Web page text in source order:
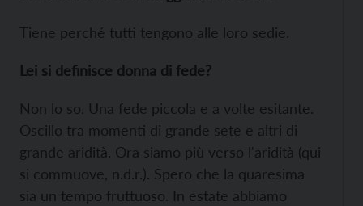
Tiene perché tutti tengono alle loro sedie.
Lei si definisce donna di fede?
Non lo so. Una fede piccola e a volte esitante.
Oscillo tra momenti di grande sete e altri di
grande aridità. Ora siamo più verso l'aridità (qui
si commuove, n.d.r.). Spero che la quaresima
sia un tempo fruttuoso. In estate abbiamo